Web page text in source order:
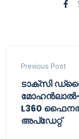
Previous Post
ടാക്സി
മോഹൻലാൽ-
L360
അപ്‌ഡേറ്റ്